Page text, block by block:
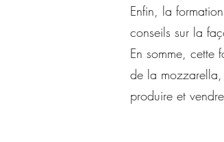
Enfin, la
conseils sur la
En somme, cette
de la mozzarella,
produire et